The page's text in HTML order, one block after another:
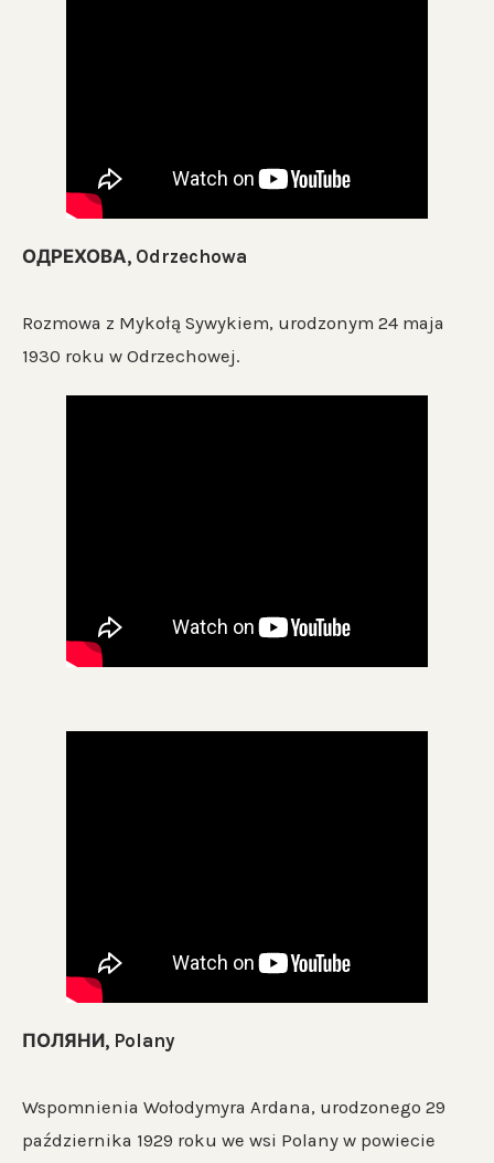
ОДРЕХОВА, Odrzechowa
Rozmowa z Mykołą Sywykiem, urodzonym 24 maja
1930 roku w Odrzechowej.
ПОЛЯНИ, Polany
Wspomnienia Wołodymyra Ardana, urodzonego 29
października 1929 roku we wsi Polany w powiecie